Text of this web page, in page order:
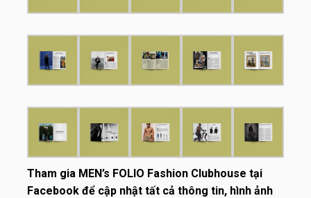
Tham gia MEN’s FOLIO Fashion Clubhouse tại
Facebook để cập nhật tất cả thông tin, hình ảnh